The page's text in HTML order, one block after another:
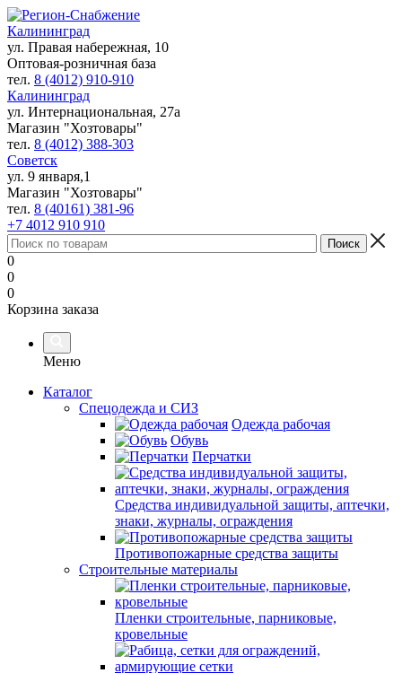
Калининград
ул. Правая набережная, 10
Оптовая-розничная база
тел. 8 (4012) 910-910
Калининград
ул. Интернациональная, 27а
Магазин "Хозтовары"
тел. 8 (4012) 388-303
Советск
ул. 9 января,1
Магазин "Хозтовары"
тел. 8 (40161) 381-96
+7 4012 910 910
0
0
0
Корзина заказа
Меню
Каталог
Спецодежда и СИЗ
Одежда рабочая
Обувь
Перчатки
Средства индивидуальной защиты, аптечки,
знаки, журналы, ограждения
Противопожарные средства защиты
Строительные материалы
Пленки строительные, парниковые,
кровельные